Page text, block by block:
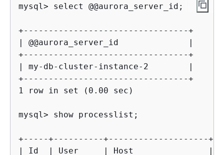
mysql> select @@aurora_server_id;
+---------------------------------+
| @@aurora_server_id              |
+---------------------------------+
| my-db-cluster-instance-2        |
+---------------------------------+
1 row in set (0.00 sec)
mysql> show processlist;
+-----+----------+--------------------
| Id  | User     | Host               |